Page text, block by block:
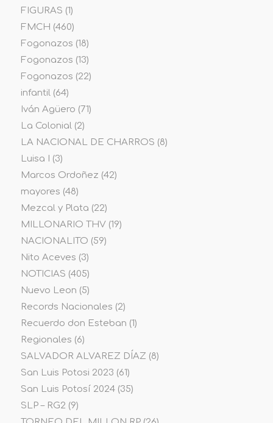
FIGURAS (1)
FMCH (460)
Fogonazos (18)
Fogonazos (13)
Fogonazos (22)
infantil(64)
Iván Agüero (71)
La Colonial(2)
LA NACIONAL DE CHARROS (8)
Luisa I
(3)
Marcos Ordoñez (42)
mayores (48)
Mezcal y Plata (22)
MILLONARIO THV(19)
NACIONALITO (59)
Nito Aceves (3)
NOTICIAS (405)
Nuevo Leon (5)
Records Nacionales (2)
Recuerdo don Esteban (1)
Regionales (6)
SALVADOR ALVAREZ DÍAZ (8)
San Luis Potosi 2023 (61)
San Luis Potosí 2024(35)
SLP – RG2 (9)